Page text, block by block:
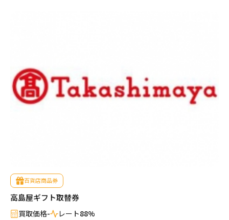
百貨店商品券
高島屋ギフト取替券
買取価格- レート88%